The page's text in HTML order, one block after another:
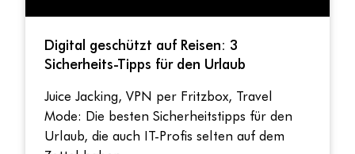
Open Source neu denken: Von der
Kostenfrage zur Innovationsstrategie
Miriam Seyffarth von der OSBA und Ansgar
Licher von LWsystems ordnen ein, was die
Politik fordert und wo Unternehmen bei